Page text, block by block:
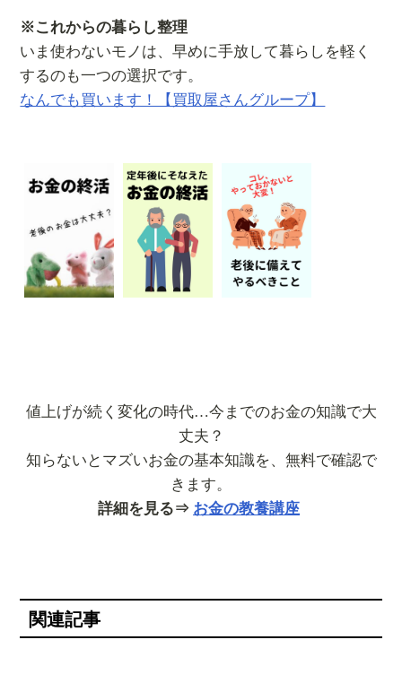
※これからの暮らし整理
いま使わないモノは、早めに手放して暮らしを軽く
するのも一つの選択です。
なんでも買います！【買取屋さんグループ】
値上げが続く変化の時代…今までのお金の知識で大
丈夫？
知らないとマズいお金の基本知識を、無料で確認で
きます。
詳細を見る⇒ お金の教養講座
関連記事